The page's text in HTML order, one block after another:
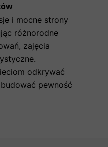
i mocne strony
różnorodne
zajęcia
odkrywać
pewność